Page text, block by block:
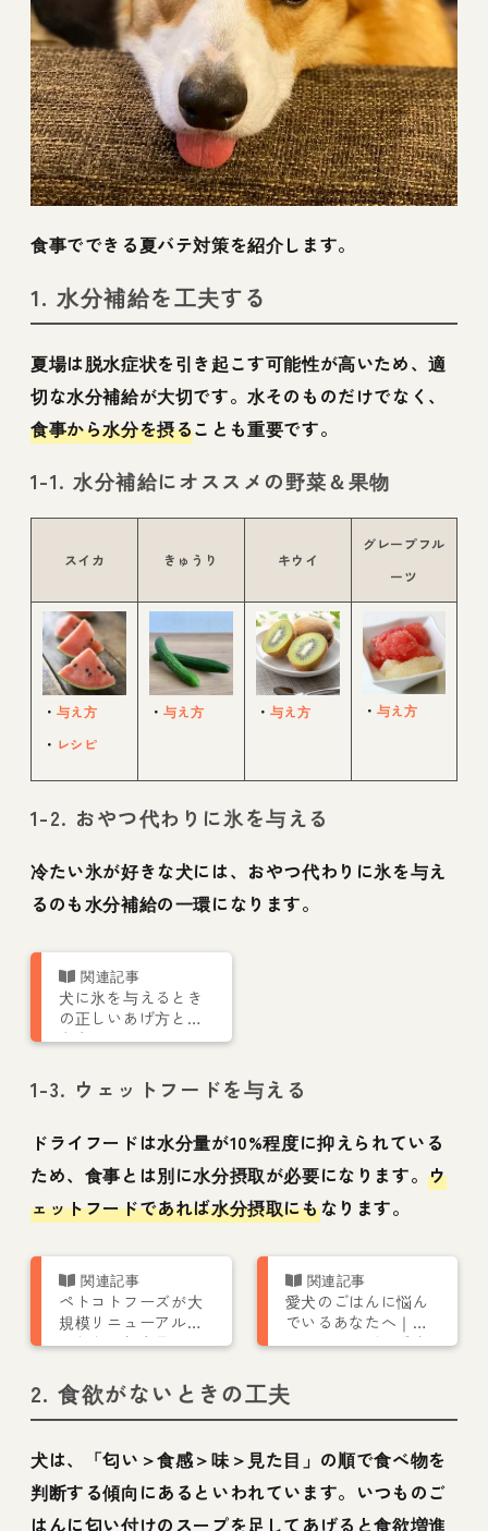
食事でできる夏バテ対策を紹介します。
1. 水分補給を工夫する
夏場は脱水症状を引き起こす可能性が高いため、適
切な水分補給が大切です。水そのものだけでなく、
食事から水分を摂ることも重要です。
1-1. 水分補給にオススメの野菜＆果物
スイカ きゅうり キウイ
グレープフル
ーツ
・ 与え方
・ レシピ
・ 与え方 ・ 与え方 ・ 与え方
1-2. おやつ代わりに氷を与える
冷たい氷が好きな犬には、おやつ代わりに氷を与え
るのも水分補給の一環になります。
犬に氷を与えるとき
の正しいあげ方と注
意点は？
1-3. ウェットフードを与える
ドライフードは水分量が10%程度に抑えられている
ため、食事とは別に水分摂取が必要になります。ウ
ェットフードであれば水分摂取にもなります。
ペトコトフーズが大
規模リニューアルし
ました。新商品の低
始！
愛犬のごはんに悩ん
でいるあなたへ｜ペ
トコトフーズで愛犬
た事例を紹介
2. 食欲がないときの工夫
犬は、「匂い＞食感＞味＞見た目」の順で食べ物を
判断する傾向にあるといわれています。いつものご
はんに匂い付けのスープを足してあげると食欲増進